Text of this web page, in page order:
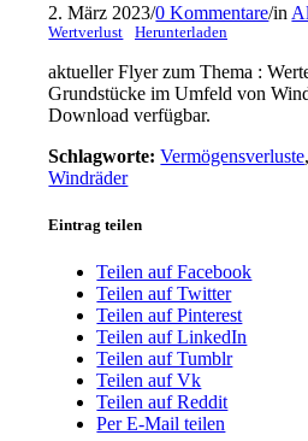
2. März 2023/0 Kommentare/in
Wertverlust Herunterladen
aktueller Flyer zum Thema :
Grundstücke im Umfeld von
Download verfügbar.
Schlagworte: Vermögensverluste
Windräder
Eintrag teilen
Teilen auf Facebook
Teilen auf Twitter
Teilen auf Pinterest
Teilen auf LinkedIn
Teilen auf Tumblr
Teilen auf Vk
Teilen auf Reddit
Per E-Mail teilen